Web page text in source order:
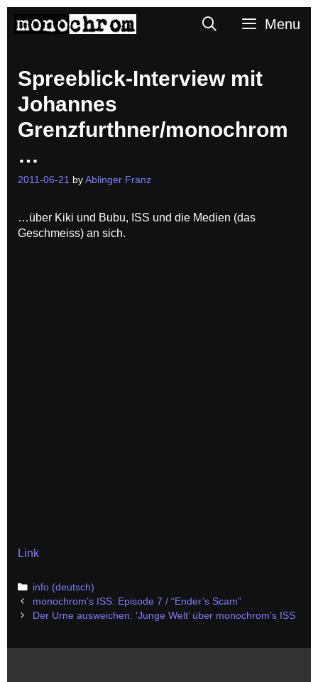
SearchMenu
Spreeblick-Interview mit
Johannes
Grenzfurthner/monochrom
…
2011-06-21 by Ablinger Franz
…über Kiki und Bubu, ISS und die Medien (das
Geschmeiss) an sich.
Link
Categories
info (deutsch)
Post
navigation
monochrom’s ISS: Episode 7 / “Ender’s Scam”
Der Urne ausweichen: ‘Junge Welt’ über monochrom’s ISS